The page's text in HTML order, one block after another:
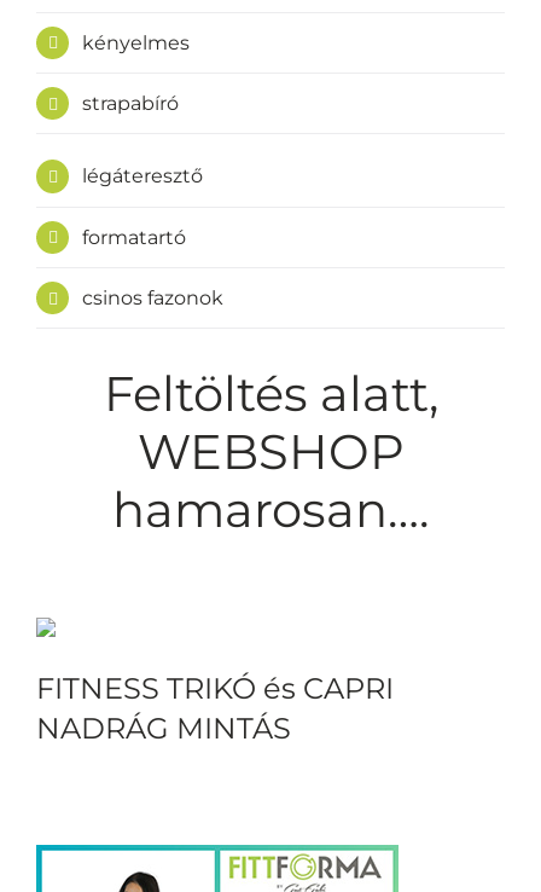
kényelmes
strapabíró
légáteresztő
formatartó
csinos fazonok
Feltöltés alatt,
WEBSHOP
hamarosan….
FITNESS TRIKÓ és CAPRI
NADRÁG MINTÁS